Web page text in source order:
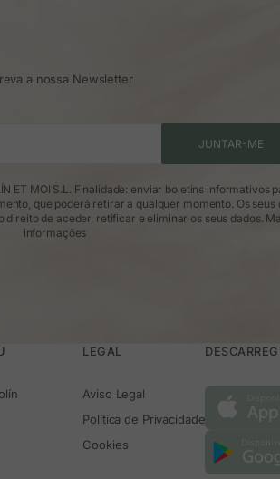
a nossa Newsletter
JUNTAR-ME
ET MOI S.L. Finalidade: enviar boletins informativos
que poderá retirar a qualquer momento. Os seus
direito de aceder, retificar e eliminar os seus dados.
informações
LEGAL
Aviso Legal
Política de Privacidade
Cookies